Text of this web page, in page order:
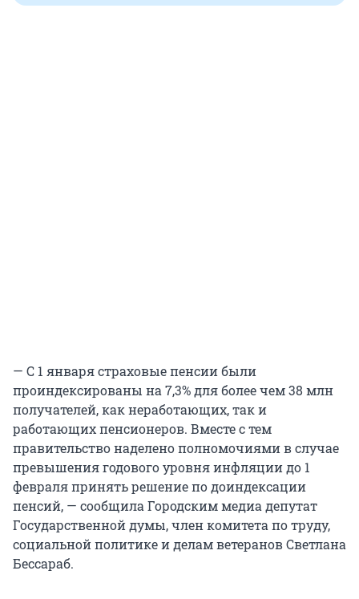
— С 1 января страховые пенсии были
проиндексированы на 7,3% для более чем 38 млн
получателей, как неработающих, так и
работающих пенсионеров. Вместе с тем
правительство наделено полномочиями в случае
превышения годового уровня инфляции до 1
февраля принять решение по доиндексации
пенсий, — сообщила Городским медиа депутат
Государственной думы, член комитета по труду,
социальной политике и делам ветеранов Светлана
Бессараб.